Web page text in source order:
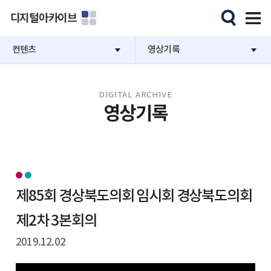
디지털아카이브
컨텐츠 영상기록
DIGITAL ARCHIVE
영상기록
제85회 경상북도의회 임시회 경상북도의회
제2차 3본회의
2019.12.02